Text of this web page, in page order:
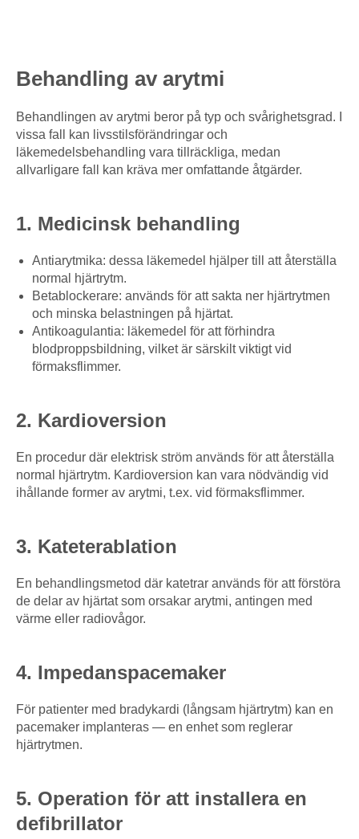
Behandling av arytmi
Behandlingen av arytmi beror på typ och svårighetsgrad. I
vissa fall kan livsstilsförändringar och
läkemedelsbehandling vara tillräckliga, medan
allvarligare fall kan kräva mer omfattande åtgärder.
1. Medicinsk behandling
Antiarytmika: dessa läkemedel hjälper till att återställa
normal hjärtrytm.
Betablockerare: används för att sakta ner hjärtrytmen
och minska belastningen på hjärtat.
Antikoagulantia: läkemedel för att förhindra
blodproppsbildning, vilket är särskilt viktigt vid
förmaksflimmer.
2. Kardioversion
En procedur där elektrisk ström används för att återställa
normal hjärtrytm. Kardioversion kan vara nödvändig vid
ihållande former av arytmi, t.ex. vid förmaksflimmer.
3. Kateterablation
En behandlingsmetod där katetrar används för att förstöra
de delar av hjärtat som orsakar arytmi, antingen med
värme eller radiovågor.
4. Impedanspacemaker
För patienter med bradykardi (långsam hjärtrytm) kan en
pacemaker implanteras — en enhet som reglerar
hjärtrytmen.
5. Operation för att installera en
defibrillator